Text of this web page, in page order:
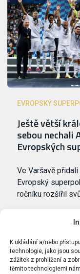
K ukládání a/nebo
technologie, jako jsou
zážitek z prohlížení a
těmito technologiemi
EVROPSKÝ
Ještě větší
sebou nechali
Evropských
Ve Varšavě
Evropský
ročníku rozšířil